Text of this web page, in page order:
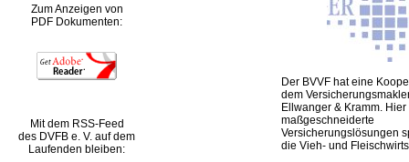
Zum Anzeigen von
PDF Dokumenten:
Mit dem RSS-Feed
des DVFB e. V. auf dem
Laufenden bleiben:
Der BVVF hat eine
dem
Ellwanger & Kramm.
maßgeschneiderte
Versicherungslösungen
die Vieh- und